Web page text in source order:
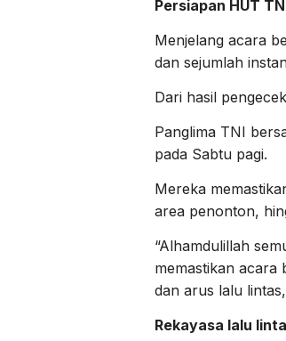
Persiapan HUT
Menjelang acara
dan sejumlah
Dari hasil
Panglima TNI
pada Sabtu pagi.
Mereka
area penonton,
“Alhamdulillah
memastikan acara
dan arus lalu
Rekayasa lalu